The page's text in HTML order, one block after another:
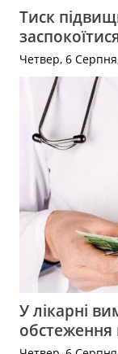
Тиск
Четвер, 6
У лікарні